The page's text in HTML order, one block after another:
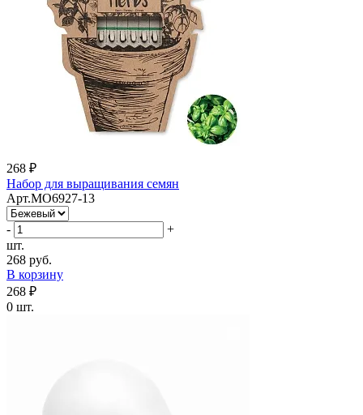
268 ₽
Набор для выращивания семян
Арт.MO6927-13
-
+
шт.
268 руб.
В корзину
268 ₽
0 шт.